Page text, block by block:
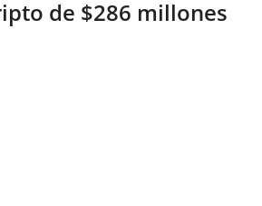
de $286 millones